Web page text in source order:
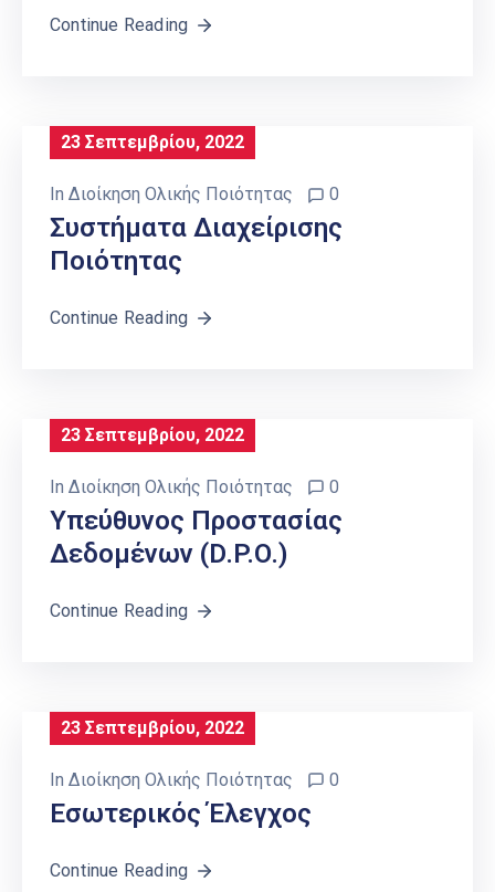
Continue Reading
23 Σεπτεμβρίου, 2022
In Διοίκηση Ολικής Ποιότητας 0
Συστήματα Διαχείρισης
Ποιότητας
Continue Reading
23 Σεπτεμβρίου, 2022
In Διοίκηση Ολικής Ποιότητας 0
Υπεύθυνος Προστασίας
Δεδομένων (D.P.O.)
Continue Reading
23 Σεπτεμβρίου, 2022
In Διοίκηση Ολικής Ποιότητας 0
Εσωτερικός Έλεγχος
Continue Reading